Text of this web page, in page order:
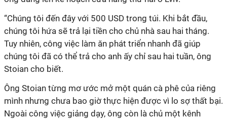
“Chúng tôi đến đây với 500 USD trong túi. Khi bắt đầu,
chúng tôi hứa sẽ trả lại tiền cho chủ nhà sau hai tháng.
Tuy nhiên, công việc làm ăn phát triển nhanh đã giúp
chúng tôi đã có thể trả cho anh ấy chỉ sau hai tuần, ông
Stoian cho biết.
Ông Stoian từng mơ ước mở một quán cà phê của riêng
mình nhưng chưa bao giờ thực hiện được vì lo sợ thất bại.
Ngoài công việc giảng dạy, ông còn là chủ một kênh